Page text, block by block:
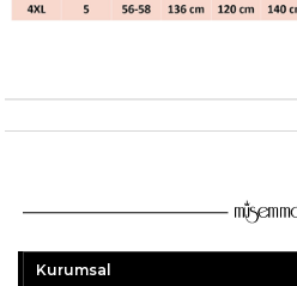
Kurumsal